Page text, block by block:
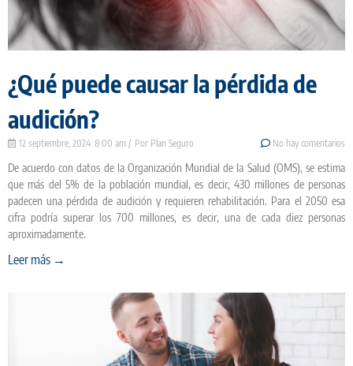
¿Qué puede causar la pérdida de
audición?
Plan Seguro
12 septiembre, 2024 8:00 am No hay comentarios
De acuerdo con datos de la Organización Mundial de la Salud (OMS), se estima
que más del 5% de la población mundial, es decir, 430 millones de personas
padecen una pérdida de audición y requieren rehabilitación. Para el 2050 esa
cifra podría superar los 700 millones, es decir, una de cada diez personas
aproximadamente.
Leer más →